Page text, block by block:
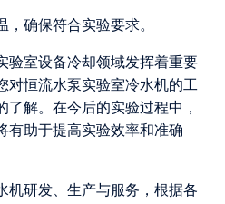
，确保符合实验要求。
验室设备冷却领域发挥着重要
对恒流水泵实验室冷水机的工
解。在今后的实验过程中，
有助于提高实验效率和准确
机研发、生产与服务，根据各